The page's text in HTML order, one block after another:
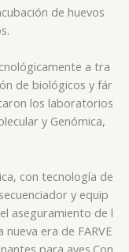
de huevos
a tra
de biológicos y fár
los laboratorios
y Genómica,
con tecnología de
y equip
aseguramiento de l
nueva era de FARVE
para aves.Con